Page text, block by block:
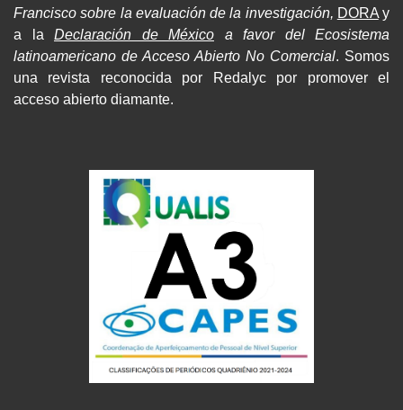
Francisco sobre la evaluación de la investigación, DORAy
a la Declaración de México a favor del Ecosistema
latinoamericano de Acceso Abierto No Comercial. Somos
una revista reconocida por Redalyc por promover el
acceso abierto diamante.